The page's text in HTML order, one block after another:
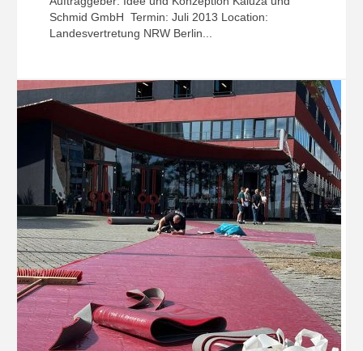
Schmid GmbH Termin: Juli 2013 Location:
Landesvertretung NRW Berlin...